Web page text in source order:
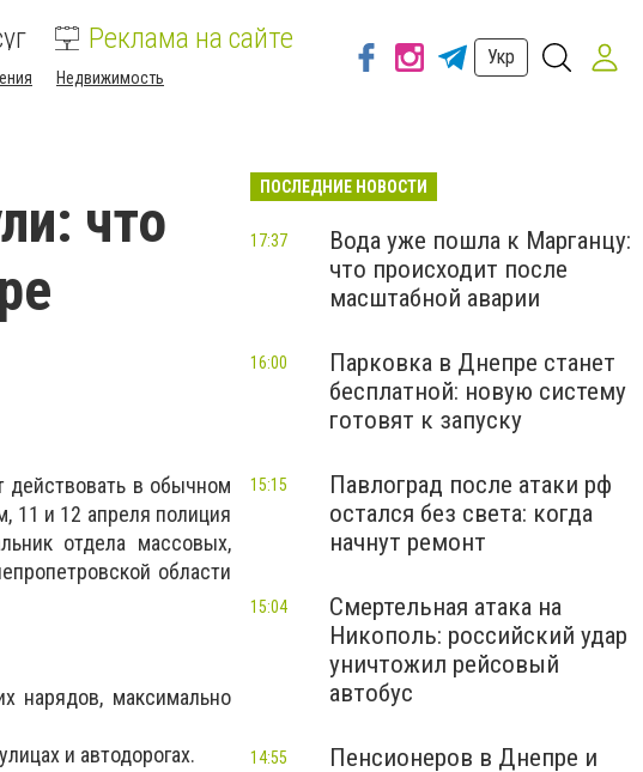
Реклама на сайте
Недвижимость
Укр
что
действовать в обычном
11 и 12 апреля полиция
отдела массовых,
области
нарядов, максимально
и автодорогах.
ПОСЛЕДНИЕ НОВОСТИ
Вода уже пошла к Марганцу:
что происходит после
масштабной аварии
17:37
Парковка в Днепре станет
бесплатной: новую систему
готовят к запуску
16:00
Павлоград после атаки рф
остался без света: когда
начнут ремонт
15:15
Смертельная атака на
Никополь: российский удар
уничтожил рейсовый
автобус
15:04
Пенсионеров в Днепре и
14:55